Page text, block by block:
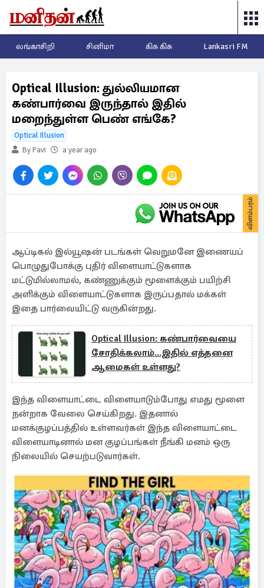
லங்காசிறி சினிமா கிசு கிசு Lankasri FM
Optical Illusion: துல்லியமான
கண்பார்வை இருந்தால் இதில்
மறைந்துள்ள பெண் எங்கே?
Optical Illusion
By Pavi
a year ago
விளம்பரம்
ஆப்டிகல் இல்யூஷன் படங்கள் வெறுமனே இணையப்
பொழுதுபோக்கு புதிர் விளையாட்டுகளாக
மட்டுமில்லாமல், கண்ணுக்கும் மூளைக்கும் பயிற்சி
அளிக்கும் விளையாட்டுகளாக இருப்பதால் மக்கள்
இதை பார்வையிட்டு வருகின்றது.
Optical Illusion: கண்பார்வையை
சோதிக்கலாம்...இதில் எத்தனை
ஆமைகள் உள்ளது?
இந்த விளையாட்டை விளையாடும்போது எமது மூளை
நன்றாக வேலை செய்கிறது. இதனால்
மனக்குழப்பத்தில் உள்ளவர்கள் இந்த விளையாட்டை
விளையாடினால் மன குழப்பங்கள் நீங்கி மனம் ஒரு
நிலையில் செயற்படுவார்கள்.